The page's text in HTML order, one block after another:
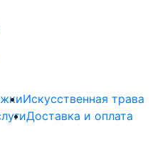
Искусственная трава
Доставка и оплата